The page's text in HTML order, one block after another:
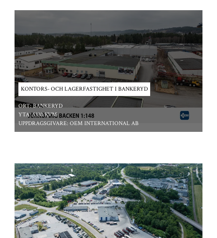
KONTORS- OCH LAGERFASTIGHET I BANKERYD
ORT:BANKERYD
YTA:5330 KVM
UPPDRAGSGIVARE: OEM INTERNATIONAL AB
*/ ?>